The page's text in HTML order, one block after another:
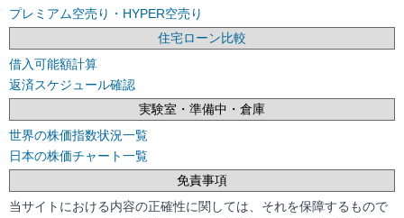
プレミアム空売り・HYPER空売り
住宅ローン比較
借入可能額計算
返済スケジュール確認
実験室・準備中・倉庫
世界の株価指数状況一覧
日本の株価チャート一覧
免責事項
当サイトにおける内容の正確性に関しては、それを保障するもので